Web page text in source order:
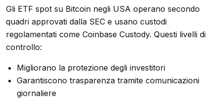
Gli ETF spot su Bitcoin negli USA operano secondo
quadri approvati dalla SEC e usano custodi
regolamentati come Coinbase Custody. Questi livelli di
controllo:
Migliorano la protezione degli investitori
Garantiscono trasparenza tramite comunicazioni
giornaliere